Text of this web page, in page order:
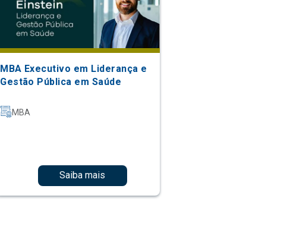
MBA Executivo em Liderança e
Gestão Pública em Saúde
MBA
Saiba mais